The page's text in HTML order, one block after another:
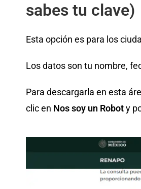
sabes tu clave)
Esta opción es para los
Los datos son tu nombre,
Para descargarla en esta
clic en Nos soy un Roboty